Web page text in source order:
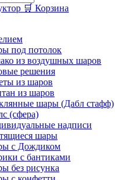
🛒 Корзина
под потолок
из воздушных шаров
решения
из шаров
из шаров
шары (Дабл стафф)
(сфера)
надписи
шары
с Дождиком
с бантиками
без рисунка